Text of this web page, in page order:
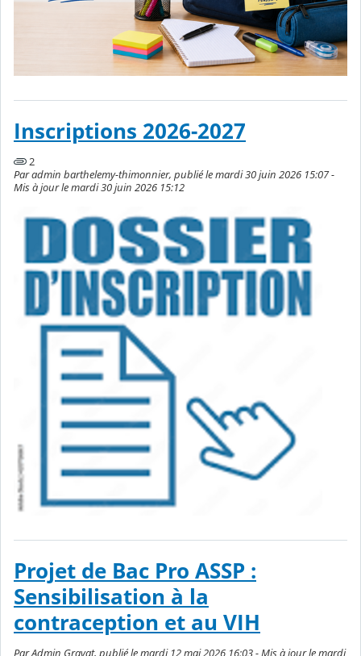
Inscriptions 2026-2027
2
Par admin barthelemy-thimonnier, publié le mardi 30 juin 2026 15:07 -
Mis à jour le mardi 30 juin 2026 15:12
Projet de Bac Pro ASSP :
Sensibilisation à la
contraception et au VIH
Par Admin Gravat, publié le mardi 12 mai 2026 16:03 - Mis à jour le mardi